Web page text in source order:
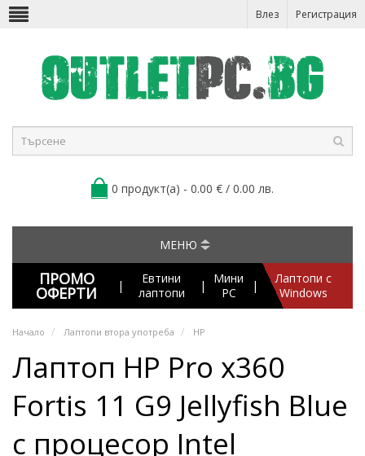
Влез Регистрация
0 продукт(а) - 0.00 € / 0.00 лв.
МЕНЮ
ПРОМО
ОФЕРТИ |
Евтини
лаптопи
|
Мини
PC
|
Лаптопи с
Windows
Начало Лаптопи втора употреба HP
Лаптоп HP Pro x360
Fortis 11 G9 Jellyfish Blue
с процесор Intel